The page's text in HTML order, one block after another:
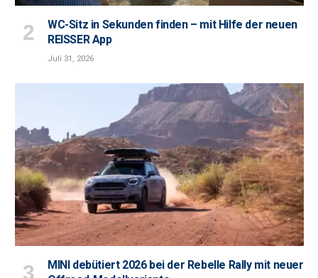
WC-Sitz in Sekunden finden – mit Hilfe der neuen
REISSER App
Juli 31, 2026
MINI debütiert 2026 bei der Rebelle Rally mit neuer